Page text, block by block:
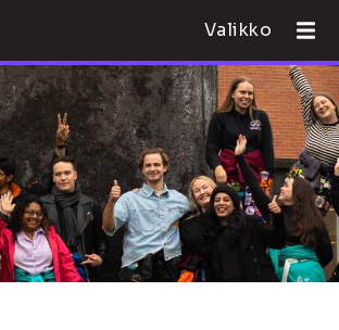
Valikko